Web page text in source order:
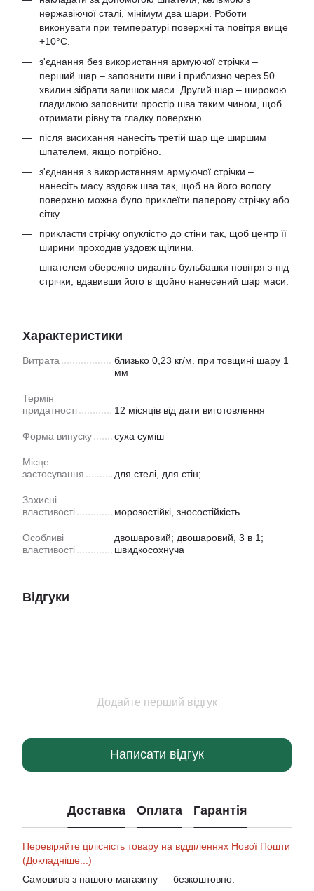
нержавіючої сталі, мінімум два шари. Роботи
виконувати при температурі поверхні та повітря вище
+10°С.
з'єднання без використання армуючої стрічки –
перший шар – заповнити шви і приблизно через 50
хвилин зібрати залишок маси. Другий шар – широкою
гладилкою заповнити простір шва таким чином, щоб
отримати рівну та гладку поверхню.
після висихання нанесіть третій шар ще ширшим
шпателем, якщо потрібно.
з'єднання з використанням армуючої стрічки –
нанесіть масу вздовж шва так, щоб на його вологу
поверхню можна було приклеїти паперову стрічку або
сітку.
прикласти стрічку опуклістю до стіни так, щоб центр її
ширини проходив уздовж щілини.
шпателем обережно видаліть бульбашки повітря з-під
стрічки, вдавивши його в щойно нанесений шар маси.
Характеристики
Витрата
близько 0,23 кг/м. при товщині шару 1
мм
Термін
придатності
12 місяців від дати виготовлення
Форма випуску суха суміш
Місце
застосування
для стелі, для стін;
Захисні
властивості
морозостійкі, зносостійкість
Особливі
властивості
двошаровий; двошаровий, 3 в 1;
швидкосохнуча
Відгуки
Додайте перший відгук
Написати відгук
Доставка Оплата Гарантія
Перевіряйте цілісність товару на відділеннях Нової Пошти
(Докладніше...)
Самовивіз з нашого магазину — безкоштовно.